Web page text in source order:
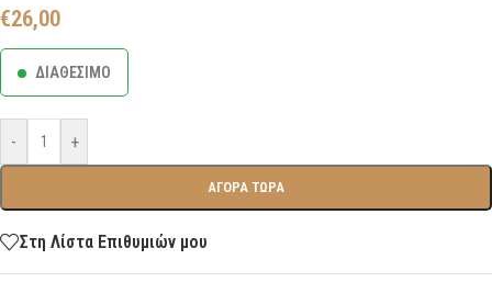
€26,00
ΔΙΑΘΕΣΙΜΟ
- +
ΑΓΟΡΑ ΤΩΡΑ
Στη Λίστα Επιθυμιών μου